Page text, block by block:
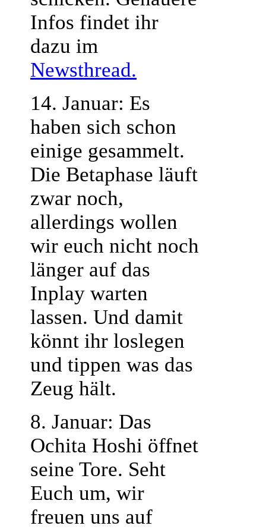
Infos findet ihr
dazu im
Newsthread.
14. Januar: Es
haben sich schon
einige gesammelt.
Die Betaphase läuft
zwar noch,
allerdings wollen
wir euch nicht noch
länger auf das
Inplay warten
lassen. Und damit
könnt ihr loslegen
und tippen was das
Zeug hält.
8. Januar: Das
Ochita Hoshi öffnet
seine Tore. Seht
Euch um, wir
freuen uns auf